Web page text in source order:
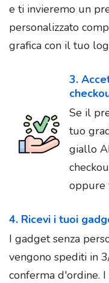
e ti invieremo un
personalizzato
grafica con il tuo
3.
Se il
tuo
giallo
oppure
4. Ricevi i tuoi
I gadget senza
vengono spediti in
conferma d'ordine.